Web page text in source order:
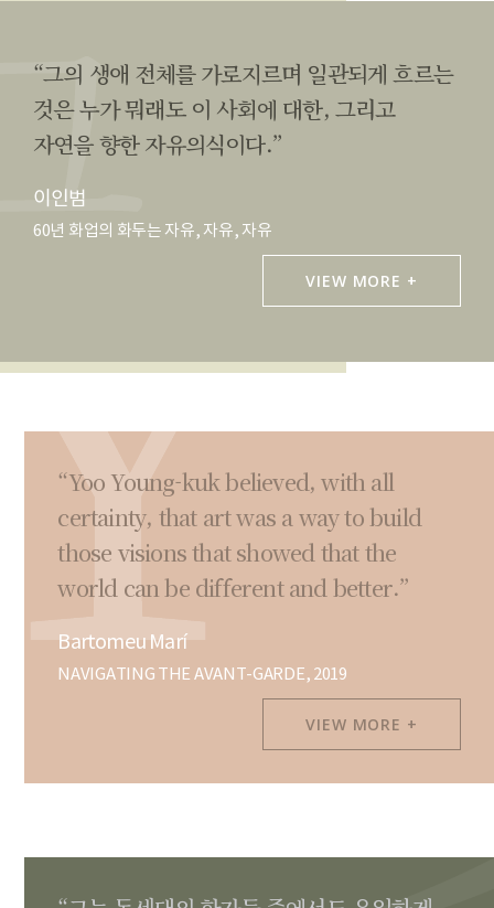
“그의 생애 전체를 가로지르며 일관되게 흐르는
것은 누가 뭐래도 이 사회에 대한, 그리고
자연을 향한 자유의식이다.”
이인범
60년 화업의 화두는 자유, 자유, 자유
VIEW MORE +
“Yoo Young-kuk believed, with all
certainty, that art was a way to build
those visions that showed that the
world can be different and better.”
Bartomeu Marí
NAVIGATING THE AVANT-GARDE, 2019
VIEW MORE +